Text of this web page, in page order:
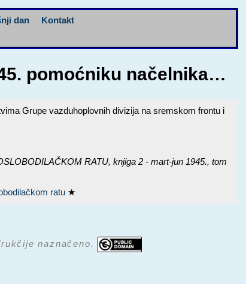
dan
Kontakt
pomoćniku načelnika…
Grupe vazduhoplovnih divizija na sremskom frontu i
RATU, knjiga 2 - mart-jun 1945., tom
ratu ★
naznačeno.